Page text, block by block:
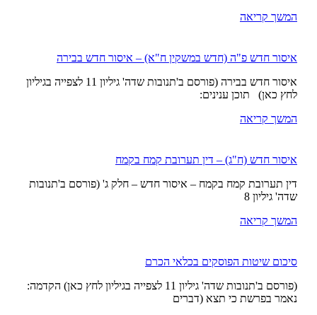
המשך קריאה
איסור חדש פ"ה (חדש במשקין ח"א) – איסור חדש בבירה
איסור חדש בבירה (פורסם ב'תנובות שדה' גיליון 11 לצפייה בגיליון
לחץ כאן) תוכן ענינים:
המשך קריאה
איסור חדש (ח"ג) – דין תערובת קמח בקמח
דין תערובת קמח בקמח – איסור חדש – חלק ג' (פורסם ב'תנובות
שדה' גיליון 8
המשך קריאה
סיכום שיטות הפוסקים בכלאי הכרם
(פורסם ב'תנובות שדה' גיליון 11 לצפייה בגיליון לחץ כאן) הקדמה:
נאמר בפרשת כי תצא (דברים